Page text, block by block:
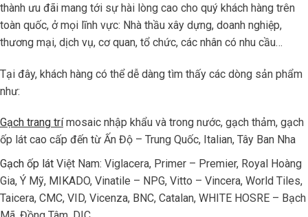
thành ưu đãi mang tới sự hài lòng cao cho quý khách hàng trên
toàn quốc, ở mọi lĩnh vực: Nhà thầu xây dựng, doanh nghiệp,
thương mại, dịch vụ, cơ quan, tổ chức, các nhân có nhu cầu…
Tại đây, khách hàng có thể dễ dàng tìm thấy các dòng sản phẩm
như:
Gạch trang trímosaic nhập khẩu và trong nước, gạch thảm, gạch
ốp lát cao cấp đến từ Ấn Độ – Trung Quốc, Italian, Tây Ban Nha
Gạch ốp lát Việt Nam: Viglacera, Primer – Premier, Royal Hoàng
Gia, Ý Mỹ, MIKADO, Vinatile – NPG, Vitto – Vincera, World Tiles,
Taicera, CMC, VID, Vicenza, BNC, Catalan, WHITE HOSRE – Bạch